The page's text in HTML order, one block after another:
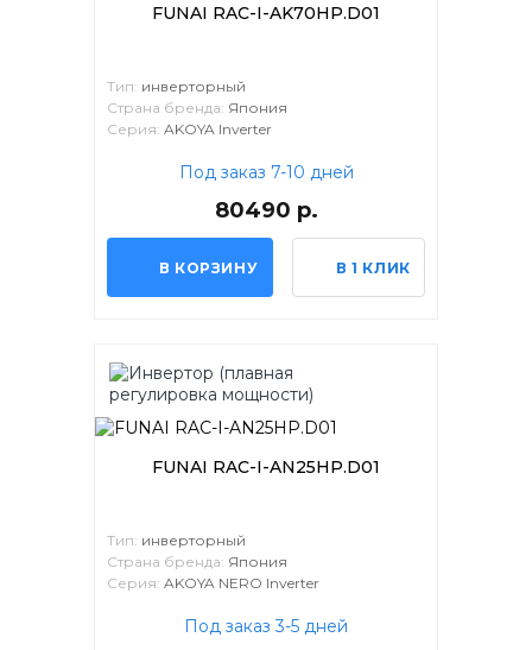
FUNAI RAC-I-AK70HP.D01
Тип: инверторный
Страна бренда: Япония
Серия: AKOYA Inverter
Под заказ 7-10 дней
80490 р.
В КОРЗИНУ В 1 КЛИК
FUNAI RAC-I-AN25HP.D01
Тип: инверторный
Страна бренда: Япония
Серия: AKOYA NERO Inverter
Под заказ 3-5 дней